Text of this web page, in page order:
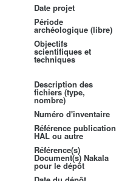
Date projet
Période
archéologique (libre)
Objectifs
scientifiques et
techniques
Description des
fichiers (type,
nombre)
Numéro d'inventaire
Référence publication
HAL ou autre
Référence(s)
Document(s) Nakala
pour le dépôt